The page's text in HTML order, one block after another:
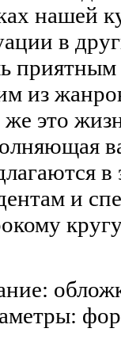
нашей
в
приятным
из
это
и